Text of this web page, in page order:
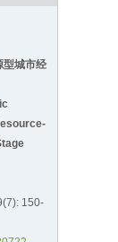
型城市经
150-